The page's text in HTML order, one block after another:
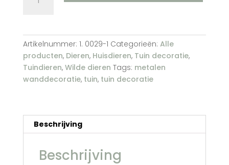
Artikelnummer: 1. 0029-1 Categorieën: Alle
producten, Dieren, Huisdieren, Tuin decoratie,
Tuindieren, Wilde dieren Tags: metalen
wanddecoratie, tuin, tuin decoratie
Beschrijving
Beschrijving